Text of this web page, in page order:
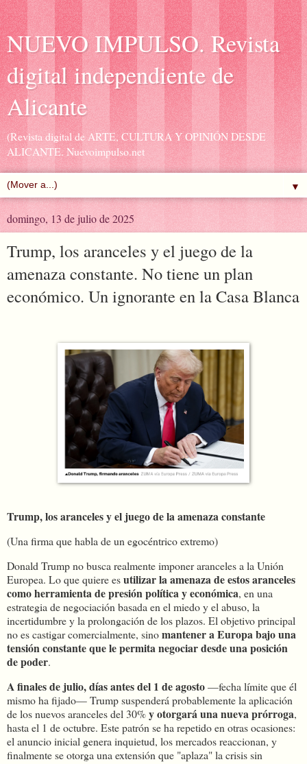
NUEVO IMPULSO. Revista
digital independiente de
Alicante
(Revista digital de ARTE, CULTURA Y OPINIÓN DESDE
ALICANTE. Nuevoimpulso.net
▼
domingo, 13 de julio de 2025
Trump, los aranceles y el juego de la
amenaza constante. No tiene un plan
económico. Un ignorante en la Casa Blanca
Trump, los aranceles y el juego de la amenaza constante
(Una firma que habla de un egocéntrico extremo)
Donald Trump no busca realmente imponer aranceles a la Unión
Europea. Lo que quiere esutilizar la amenaza de estos aranceles
como herramienta de presión política y económica, en una
estrategia de negociación basada en el miedo y el abuso, la
incertidumbre y la prolongación de los plazos. El objetivo principal
no es castigar comercialmente, sinomantener a Europa bajo una
tensión constante que le permita negociar desde una posición
de poder.
A finales de julio, días antes del 1 de agosto—fecha límite que él
mismo ha fijado— Trump suspenderá probablemente la aplicación
de los nuevos aranceles del 30%y otorgará una nueva prórroga,
hasta el 1 de octubre. Este patrón se ha repetido en otras ocasiones:
el anuncio inicial genera inquietud, los mercados reaccionan, y
finalmente se otorga una extensión que "aplaza" la crisis sin